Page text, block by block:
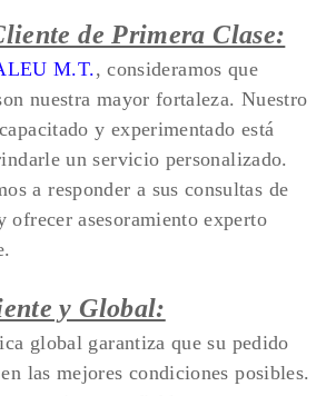
de Primera Clase:
M.T., consideramos que
nuestra mayor fortaleza. Nuestro
y experimentado está
un servicio personalizado.
a responder a sus consultas de
ofrecer asesoramiento experto
y Global:
global garantiza que su pedido
las mejores condiciones posibles.